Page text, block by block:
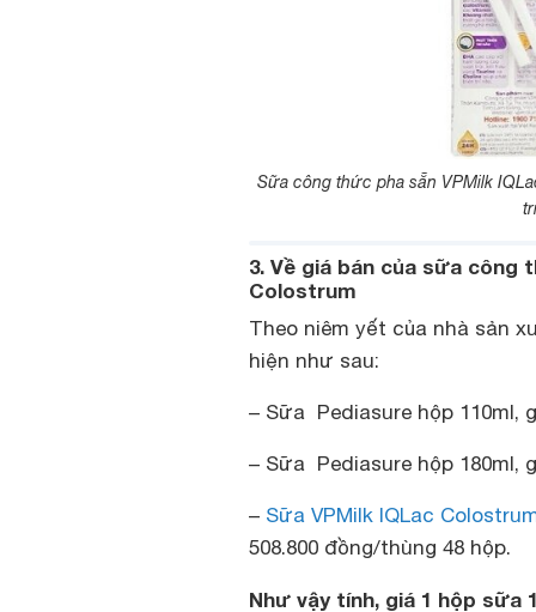
Sữa công thức pha sẵn VPMilk
3. Về giá bán của sữa công
Colostrum
Theo niêm yết của nhà sản
hiện như sau:
– Sữa Pediasure hộp 110ml,
– Sữa Pediasure hộp 180ml,
– Sữa VPMilk IQLac
508.800 đồng/thùng 48 hộp.
Như vậy tính, giá 1 hộp sữa